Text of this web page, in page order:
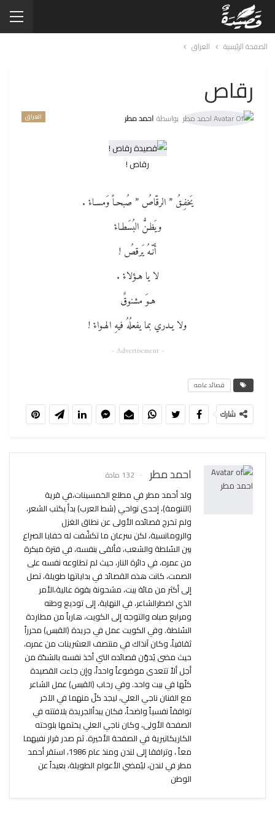
الصفحة الرئيسية العراق
رقاص
العراق بواسطة احمد مطر
رقاص !
يَخفِـقُ ” الرقّاصُ ” صُبحـاً وَمسـاءْ .
ويَظـنُّ البُسَطـاءْ
أَنّـهُ يَرقصُ !
لا يا هـؤلاءْ .
هـوَ مشنوقٌ
ولا يـدري بما يفعلُهُ فيهِ الهـواءْ !
- Advertisement -
قصائد عامه
شارك
احمد مطر 132 مادة
ولد أحمد مطر في مطلع الخمسينات،في قرية
(التنومة)، إحدى نواحي (شط العرب) بدأ يكتب الشعر،
ولم تخرج قصائده الأولى عن نطاق الغزل
والرومانسية، لكن سرعان ما تكشّفت له خفايا الصراع
بين السُلطة والشعب، فألقى بنفسه، في فترة مبكرة
من عمره، في دائرة النار، حيث لم تطاوعه نفسه على
الصمت، كانت هذه القصائد في بداياتها طويلة، تصل
إلى أكثر من مائة بيت، مشحونة بقوة عالية،الأمر
الذي اضطرالشاعر، في النهاية، إلى توديع وطنه
ومرابع صباه والتوجه إلى الكويت، هارباً من مطاردة
السُلطة. وفي الكويت عمل في جريدة (القبس) محرراً
ثقافياً، وكان آنذاك في منتصف العشرينات من عمره،
حيث مضى يُدوّن قصائده التي أخذ نفسه بالشدّة من
أجل ألاّ تتعدى موضوعاً واحداً، وإن جاءت القصيدة
كلّها في بيت واحد. وفي رحاب (القبس) عمل الشاعر
مع الفنان ناجي العلي، ليجد كلّ منهما في الآخر
توافقاً نفسياً واضحاً، فكان يبدأالجريدة بلافتته في
الصفحة الأولى، وكان ناجي العلي يختمها بلوحته
الكاريكاتيرية في الصفحة الأخيرة. ثم صدر قرار نفيهما
معاً ، وترافقا إلى لندن ومنذ عام 1986، استقر أحمد
مطر في لندن، ليُمضي الأعوام الطويلة، بعيداً عن
الوطن